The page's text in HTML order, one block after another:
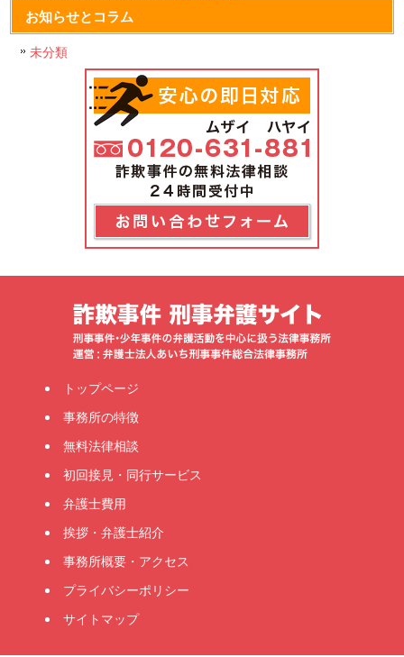
お知らせとコラム
未分類
トップページ
事務所の特徴
無料法律相談
初回接見・同行サービス
弁護士費用
挨拶・弁護士紹介
事務所概要・アクセス
プライバシーポリシー
サイトマップ